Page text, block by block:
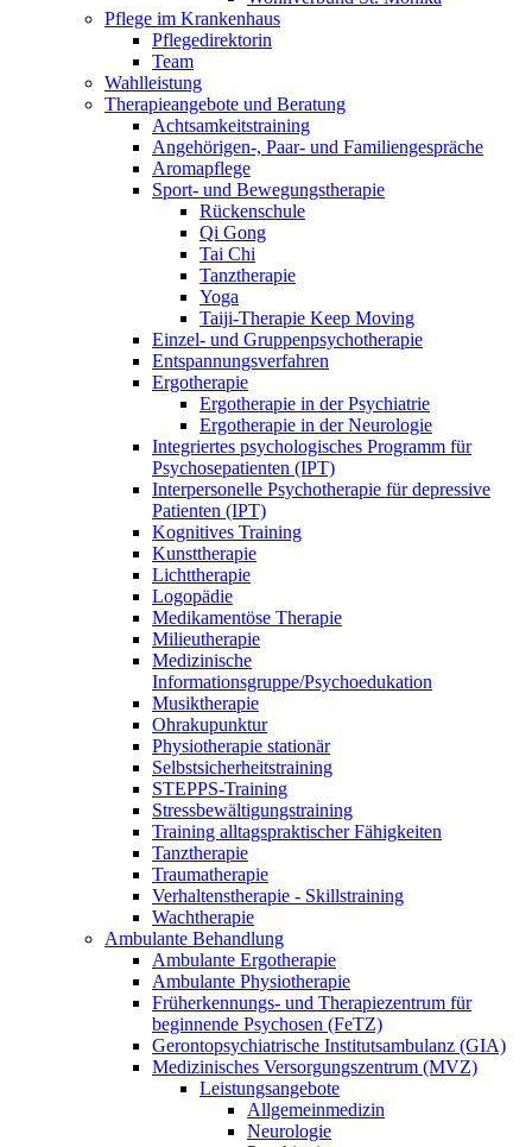
Pflege im Krankenhaus
Pflegedirektorin
Team
Wahlleistung
Therapieangebote und Beratung
Achtsamkeitstraining
Angehörigen-, Paar- und Familiengespräche
Aromapflege
Sport- und Bewegungstherapie
Rückenschule
Qi Gong
Tai Chi
Tanztherapie
Yoga
Taiji-Therapie Keep Moving
Einzel- und Gruppenpsychotherapie
Entspannungsverfahren
Ergotherapie
Ergotherapie in der Psychiatrie
Ergotherapie in der Neurologie
Integriertes psychologisches Programm für
Psychosepatienten (IPT)
Interpersonelle Psychotherapie für depressive
Patienten (IPT)
Kognitives Training
Kunsttherapie
Lichttherapie
Logopädie
Medikamentöse Therapie
Milieutherapie
Medizinische
Informationsgruppe/Psychoedukation
Musiktherapie
Ohrakupunktur
Physiotherapie stationär
Selbstsicherheitstraining
STEPPS-Training
Stressbewältigungstraining
Training alltagspraktischer Fähigkeiten
Tanztherapie
Traumatherapie
Verhaltenstherapie - Skillstraining
Wachtherapie
Ambulante Behandlung
Ambulante Ergotherapie
Ambulante Physiotherapie
Früherkennungs- und Therapiezentrum für
beginnende Psychosen (FeTZ)
Gerontopsychiatrische Institutsambulanz (GIA)
Medizinisches Versorgungszentrum (MVZ)
Leistungsangebote
Allgemeinmedizin
Neurologie